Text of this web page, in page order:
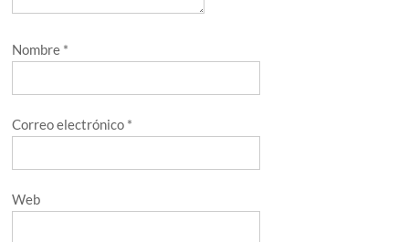
Nombre *
Correo electrónico *
Web